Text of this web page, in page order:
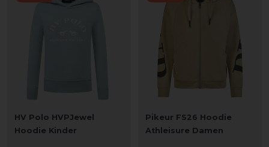
HV Polo HVPJewel
Hoodie Kinder
Pikeur FS26 Hoodie
Athleisure Damen